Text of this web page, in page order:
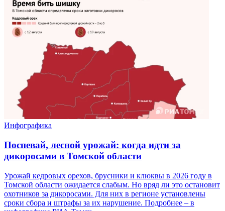
Инфографика
Поспевай, лесной урожай: когда идти за
дикоросами в Томской области
Урожай кедровых орехов, брусники и клюквы в 2026 году в
Томской области ожидается слабым. Но вряд ли это остановит
охотников за дикоросами. Для них в регионе установлены
сроки сбора и штрафы за их нарушение. Подробнее – в